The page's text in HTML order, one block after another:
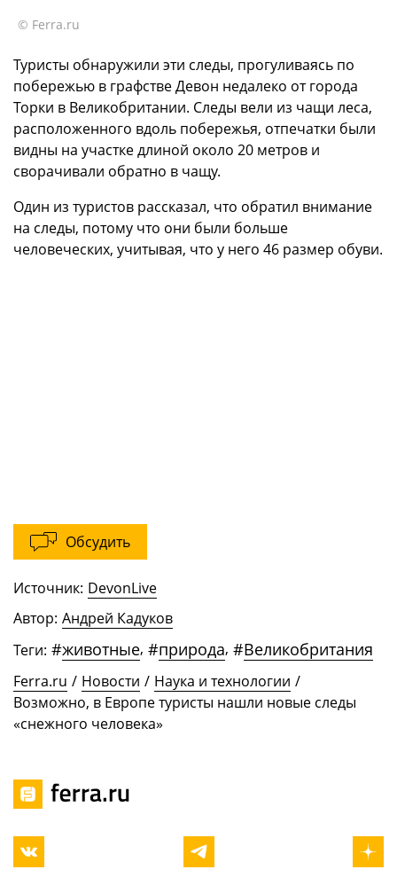
© Ferra.ru
Туристы обнаружили эти следы, прогуливаясь по
побережью в графстве Девон недалеко от города
Торки в Великобритании. Следы вели из чащи леса,
расположенного вдоль побережья, отпечатки были
видны на участке длиной около 20 метров и
сворачивали обратно в чащу.
Один из туристов рассказал, что обратил внимание
на следы, потому что они были больше
человеческих, учитывая, что у него 46 размер обуви.
Обсудить
Источник: DevonLive
Автор: Андрей Кадуков
Теги: #животные, #природа, #Великобритания
Ferra.ru / Новости / Наука и технологии /
Возможно, в Европе туристы нашли новые следы
«снежного человека»